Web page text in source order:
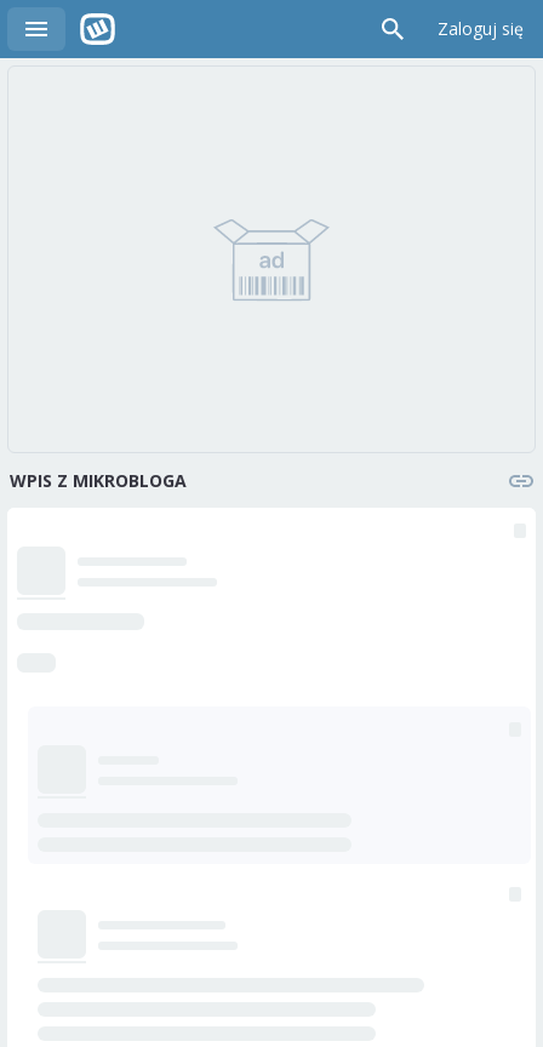
Zaloguj się
WPIS Z MIKROBLOGA